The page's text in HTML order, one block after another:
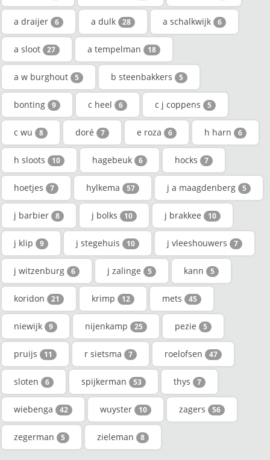
a draijer 6 a dulk 28 a schalkwijk 6
a sloot 27 a tempelman 18
a w burghout 5 b steenbakkers 5
bonting 9 c heel 6 c j coppens 5
c wu 8 doré 7 e roza 6 h harn 6
h sloots 10 hagebeuk 6 hocks 7
hoetjes 7 hylkema 57 j a maagdenberg 5
j barbier 8 j bolks 10 j brakkee 10
j klip 9 j stegehuis 10 j vleeshouwers 7
j witzenburg 6 j zalinge 5 kann 5
koridon 21 krimp 12 mets 45
niewijk 9 nijenkamp 25 pezie 5
pruijs 11 r sietsma 7 roelofsen 47
sloten 6 spijkerman 53 thys 7
wiebenga 42 wuyster 10 zagers 56
zegerman 5 zieleman 8